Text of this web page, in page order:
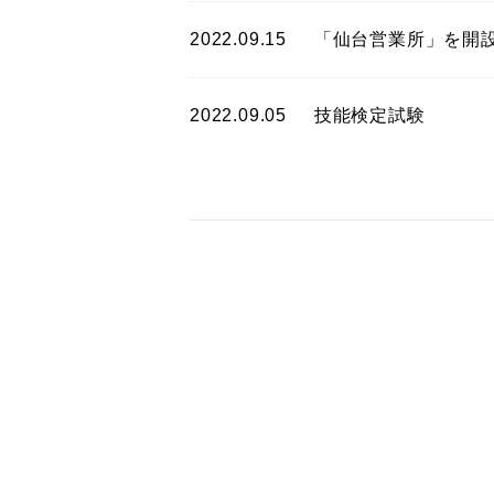
2022.09.15 「仙台営業所」を開
2022.09.05 技能検定試験